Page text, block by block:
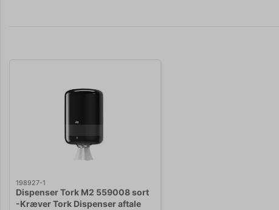
198927-1
Dispenser Tork M2 559008 sort
-Kræver Tork Dispenser aftale